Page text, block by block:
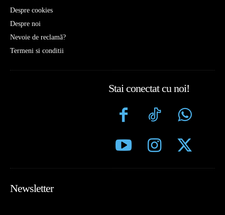
Despre cookies
Despre noi
Nevoie de reclamă?
Termeni si conditii
Stai conectat cu noi!
Newsletter